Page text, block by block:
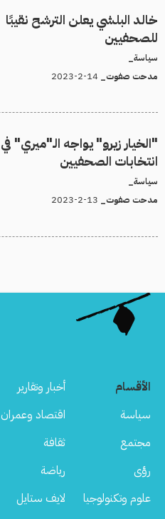
خالد البلشي يعلن الترشح نقيبًا
للصحفيين
سياسة_
مدحت صفوت_
"الخيار زيرو" يواجه الـ"ميري" في
انتخابات الصحفيين
سياسة_
مدحت صفوت_
الأقسام
أخبار وتقارير
سياسة
اقتصاد وعمران
مجتمع
ثقافة
رؤى
رياضة
علوم وتكنولوجيا
لايف ستايل